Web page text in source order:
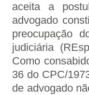
aceita a
advogado
preocupação
judiciária
Como
36 do CPC/
de advogado